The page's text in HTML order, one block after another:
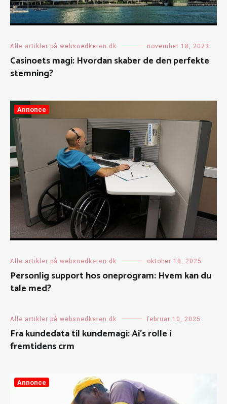
Alle artikler på websnedkeren.dk november 18, 2023
Casinoets magi: Hvordan skaber de den perfekte
stemning?
Annonce
Alle artikler på websnedkeren.dk oktober 18, 2025
Personlig support hos oneprogram: Hvem kan du
tale med?
Alle artikler på websnedkeren.dk februar 10, 2025
Fra kundedata til kundemagi: Ai’s rolle i
fremtidens crm
Annonce